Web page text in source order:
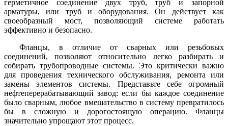
герметичное соединение двух труб, труб и запорной
арматуры, или труб и оборудования. Он действует как
своеобразный мост, позволяющий системе работать
эффективно и безопасно.
Фланцы, в отличие от сварных или резьбовых
соединений, позволяют относительно легко разбирать и
собирать трубопроводные системы. Это критически важно
для проведения технического обслуживания, ремонта или
замены элементов системы. Представьте себе огромный
нефтеперерабатывающий завод: если бы каждое соединение
было сварным, любое вмешательство в систему превратилось
бы в сложную и дорогостоящую операцию. Фланцы
значительно упрощают этот процесс.